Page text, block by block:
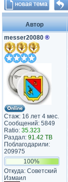
Автор
messer20080 ®
Стаж: 16 лет 4 мес.
Сообщений: 5849
Ratio: 35.323
Раздал: 91.42 TB
Поблагодарили:
209975
100%
Откуда: Советский
Измаил